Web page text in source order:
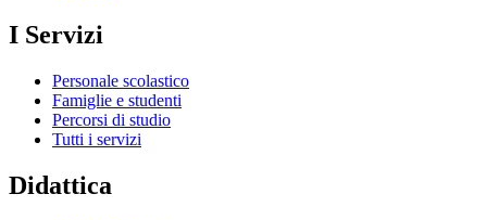
I Servizi
Personale scolastico
Famiglie e studenti
Percorsi di studio
Tutti i servizi
Didattica